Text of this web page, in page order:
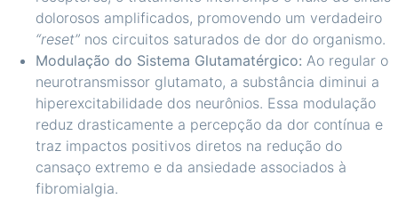
dolorosos amplificados, promovendo um verdadeiro
“reset” nos circuitos saturados de dor do organismo.
Modulação do Sistema Glutamatérgico: Ao regular o
neurotransmissor glutamato, a substância diminui a
hiperexcitabilidade dos neurônios. Essa modulação
reduz drasticamente a percepção da dor contínua e
traz impactos positivos diretos na redução do
cansaço extremo e da ansiedade associados à
fibromialgia.